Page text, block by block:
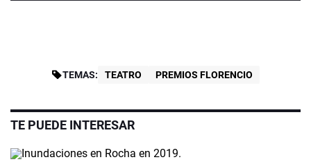
TEMAS: TEATRO PREMIOS FLORENCIO
TE PUEDE INTERESAR